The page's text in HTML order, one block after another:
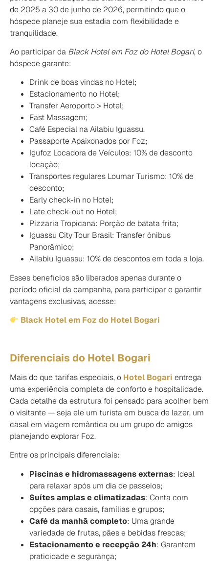
de 2025 a 30 de junho de 2026, permitindo que o
hóspede planeje sua estadia com flexibilidade e
tranquilidade.
Ao participar da Black Hotel em Foz do Hotel Bogari, o
hóspede garante:
Drink de boas vindas no Hotel;
Estacionamento no Hotel;
Transfer Aeroporto > Hotel;
Fast Massagem;
Café Especial na Ailabiu Iguassu.
Passaporte Apaixonados por Foz;
Igufoz Locadora de Veículos: 10% de desconto
locação;
Transportes regulares Loumar Turismo: 10% de
desconto;
Early check-in no Hotel;
Late check-out no Hotel;
Pizzaria Tropicana: Porção de batata frita;
Iguassu City Tour Brasil: Transfer ônibus
Panorâmico;
Ailabiu Iguassu: 10% de descontos em toda a loja.
Esses benefícios são liberados apenas durante o
período oficial da campanha, para participar e garantir
vantagens exclusivas, acesse:
Black Hotel em Foz do Hotel Bogari
Diferenciais do Hotel Bogari
Mais do que tarifas especiais, o Hotel Bogari entrega
uma experiência completa de conforto e hospitalidade.
Cada detalhe da estrutura foi pensado para acolher bem
o visitante — seja ele um turista em busca de lazer, um
casal em viagem romântica ou um grupo de amigos
planejando explorar Foz.
Entre os principais diferenciais:
Piscinas e hidromassagens externas: Ideal
para relaxar após um dia de passeios;
Suítes amplas e climatizadas: Conta com
opções para casais, famílias e grupos;
Café da manhã completo: Uma grande
variedade de frutas, pães e bebidas frescas;
Estacionamento e recepção 24h: Garantem
praticidade e segurança;